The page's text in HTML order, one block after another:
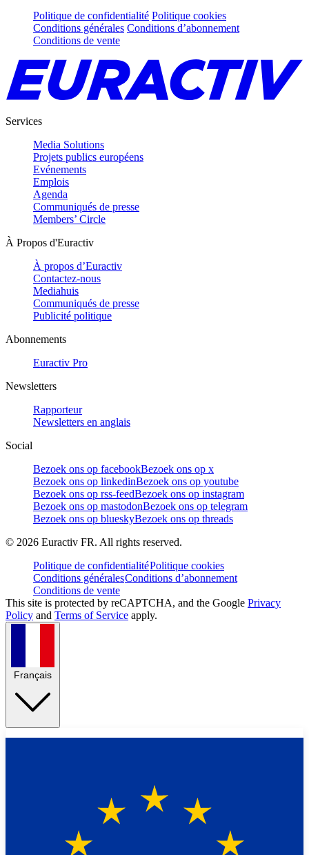
Politique de confidentialité Politique cookies
Conditions générales Conditions d’abonnement
Conditions de vente
Services
Media Solutions
Projets publics européens
Evénements
Emplois
Agenda
Communiqués de presse
Members’ Circle
À Propos d'Euractiv
À propos d’Euractiv
Contactez-nous
Mediahuis
Communiqués de presse
Publicité politique
Abonnements
Euractiv Pro
Newsletters
Rapporteur
Newsletters en anglais
Social
Bezoek ons op facebookBezoek ons op x
Bezoek ons op linkedinBezoek ons op youtube
Bezoek ons op rss-feedBezoek ons op instagram
Bezoek ons op mastodonBezoek ons op telegram
Bezoek ons op blueskyBezoek ons op threads
© 2026 Euractiv FR. All rights reserved.
Politique de confidentialitéPolitique cookies
Conditions généralesConditions d’abonnement
Conditions de vente
This site is protected by reCAPTCHA, and the Google Privacy
Policy and Terms of Service apply.
Français